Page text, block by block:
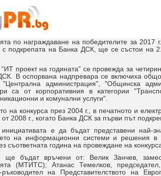
по награждаване на победителите за 2017
с подкрепата на Банка ДСК, ще се състои на
“ИТ проект на годината” се провежда за
В оспорвана надпревара се включиха
"Централна администрация", "Общинска
са от корпоративния в категории
и комунални услуги".
на конкурса през 2004 г., в печатното и
от 2008 г., когато Банка ДСК за първи път
е да бъдат представени най-
на информационни системи и решения в
съответната година на провеждане на
ще бъдат връчени от: Велик Занчев,
(МТИТС); Атанас Темелков,
ръководител на Представителството на